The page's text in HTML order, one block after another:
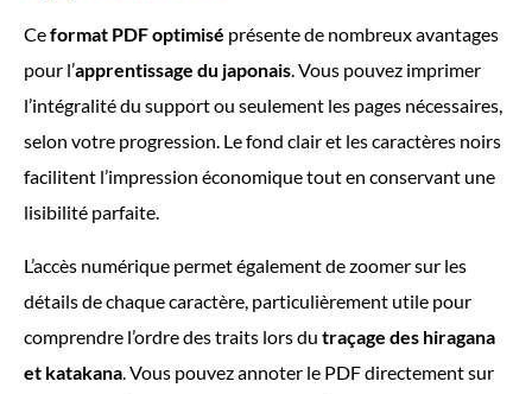
Ceformat PDF optimisé présente de nombreux avantages
pour l’apprentissage du japonais. Vous pouvez imprimer
l’intégralité du support ou seulement les pages nécessaires,
selon votre progression. Le fond clair et les caractères noirs
facilitent l’impression économique tout en conservant une
lisibilité parfaite.
L’accès numérique permet également de zoomer sur les
détails de chaque caractère, particulièrement utile pour
comprendre l’ordre des traits lors du traçage des hiragana
et katakana . Vous pouvez annoter le PDF directement sur